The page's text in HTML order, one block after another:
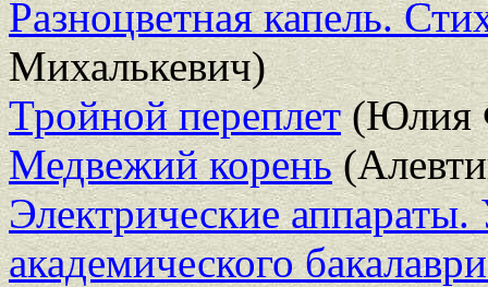
Разноцветная капель.
Михалькевич)
Тройной переплет(Юлия
Медвежий корень
Электрические
академического